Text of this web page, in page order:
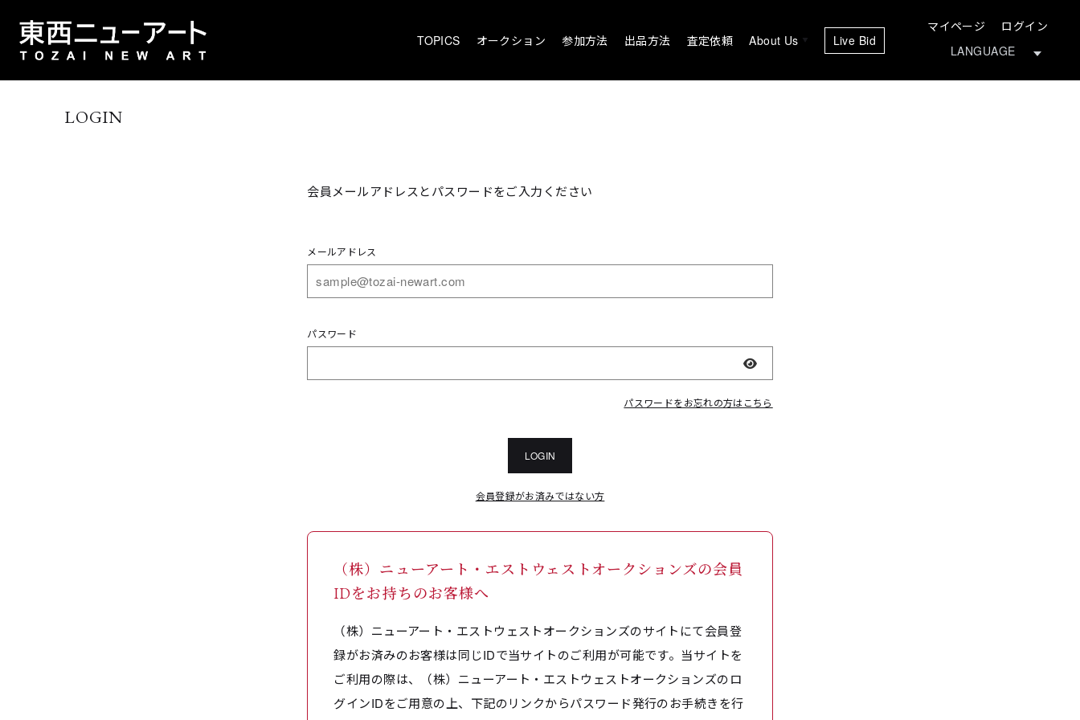
TOPICS オークション 参加方法 出品方法 査定依頼 About Us Live Bid
マイページ ログイン
LOGIN
会員メールアドレスとパスワードをご入力ください
メールアドレス
パスワード
表示
パスワードをお忘れの方はこちら
LOGIN
会員登録がお済みではない方
（株）ニューアート・エストウェストオークションズの会員
IDをお持ちのお客様へ
（株）ニューアート・エストウェストオークションズのサイトにて会員登
録がお済みのお客様は同じIDで当サイトのご利用が可能です。当サイトを
ご利用の際は、（株）ニューアート・エストウェストオークションズのロ
グインIDをご用意の上、下記のリンクからパスワード発行のお手続きを行